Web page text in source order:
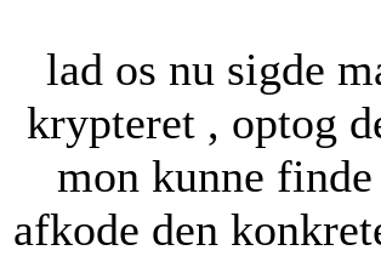
lad os nu sigde
krypteret , optog
mon kunne
afkode den